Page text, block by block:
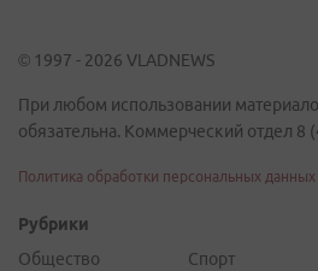
© 1997 - 2026 VLADNEWS
При любом использовании
обязательна. Коммерческий отдел 8
Политика обработки персональных данных
Рубрики
Общество
Спорт